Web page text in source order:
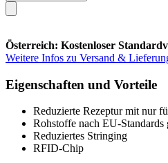
Österreich: Kostenloser
Weitere Infos zu Versand &
Eigenschaften und Vorteile
Reduzierte Rezeptur mit nur
Rohstoffe nach EU-Standards
Reduziertes Stringing
RFID-Chip